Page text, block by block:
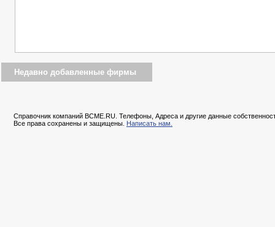
Недавно добавленные фирмы
Справочник компаний BCME.RU. Телефоны, Адреса и другие данные
Все права сохранены и защищены. Написать нам.